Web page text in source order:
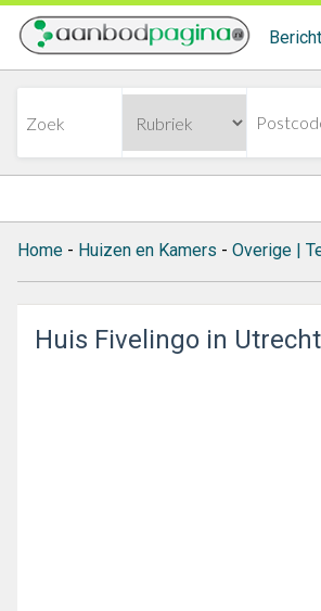
Home - Huizen en Kamers - Overige |
Huis Fivelingo in Utrecht